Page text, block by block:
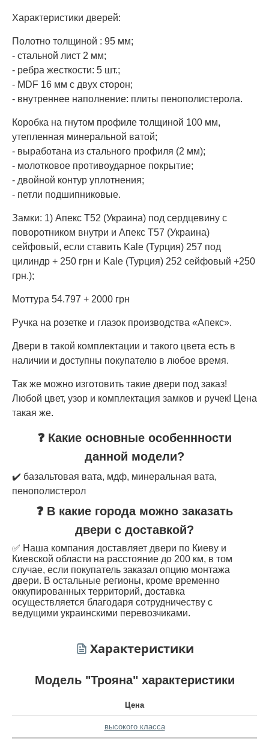
Характеристики дверей:
Полотно толщиной : 95 мм;
- стальной лист 2 мм;
- ребра жесткости: 5 шт.;
- MDF 16 мм с двух сторон;
- внутреннее наполнение: плиты пенополистерола.
Коробка на гнутом профиле толщиной 100 мм,
утепленная минеральной ватой;
- выработана из стального профиля (2 мм);
- молотковое противоударное покрытие;
- двойной контур уплотнения;
- петли подшипниковые.
Замки: 1) Апекс Т52 (Украина) под сердцевину с
поворотником внутри и Апекс Т57 (Украина)
сейфовый, если ставить Kale (Турция) 257 под
цилиндр + 250 грн и Kale (Турция) 252 сейфовый +250
грн.);
Моттура 54.797 + 2000 грн
Ручка на розетке и глазок производства «Апекс».
Двери в такой комплектации и такого цвета есть в
наличии и доступны покупателю в любое время.
Так же можно изготовить такие двери под заказ!
Любой цвет, узор и комплектация замков и ручек! Цена
такая же.
❓ Какие основные особеннности
данной модели?
✔️ базальтовая вата, мдф, минеральная вата,
пенополистерол
❓ В какие города можно заказать
двери с доставкой?
✅ Наша компания доставляет двери по Киеву и
Киевской области на расстояние до 200 км, в том
случае, если покупатель заказал опцию монтажа
двери. В остальные регионы, кроме временно
оккупированных территорий, доставка
осуществляется благодаря сотрудничеству с
ведущими украинскими перевозчиками.
Характеристики
Модель "Трояна" характеристики
Цена
высокого класса